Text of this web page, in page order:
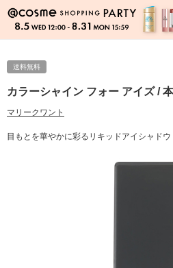
送料無料
カラーシャイン フォー アイズ /
マリークワント
目もとを華やかに彩るリキッドアイシャドウ